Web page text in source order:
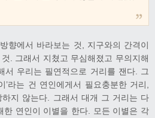
향에서 바라보는 것, 지구와의 간격이
. 그래서 지쳤고 무심해졌고 무의지해
서 우리는 필연적으로 거리를 잰다. 그
’라는 건 연인에게서 필요충분한 거리,
지 않는다. 그래서 대개 그 거리는 다
한 연인이 이별을 한다. 모든 이별은 각